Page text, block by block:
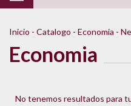
Inicio - Catalogo - Economia -
Economia
No tenemos resultados para